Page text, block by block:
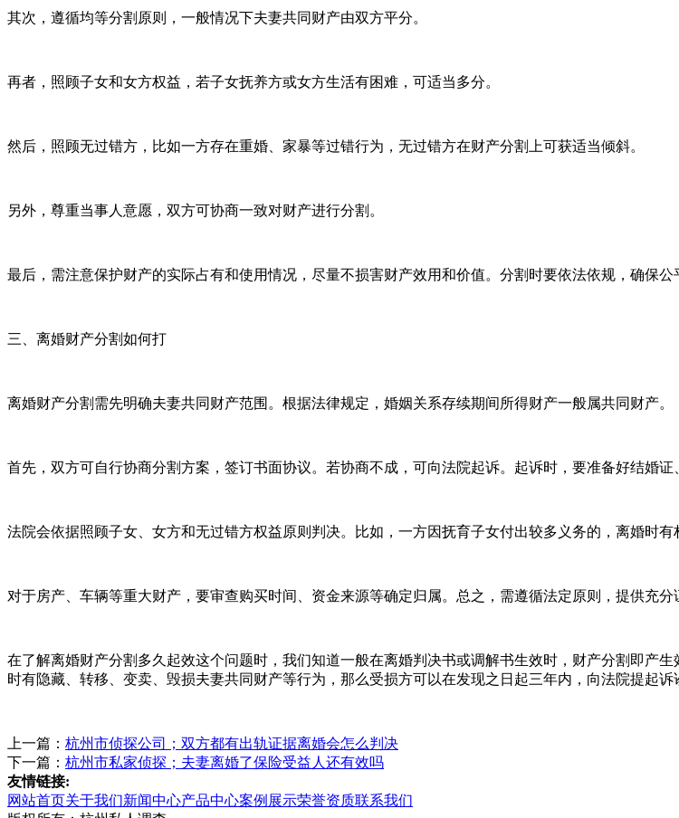
其次，遵循均等分割原则，一般情况下夫妻共同财产由双方平分。
再者，照顾子女和女方权益，若子女抚养方或女方生活有困难，可适当多分。
然后，照顾无过错方，比如一方存在重婚、家暴等过错行为，无过错方在财产分割上可获适当倾斜。
另外，尊重当事人意愿，双方可协商一致对财产进行分割。
最后，需注意保护财产的实际占有和使用情况，尽量不损害财产效用和价值。分割时要依法依规，确保公
三、离婚财产分割如何打
离婚财产分割需先明确夫妻共同财产范围。根据法律规定，婚姻关系存续期间所得财产一般属共同财产。
首先，双方可自行协商分割方案，签订书面协议。若协商不成，可向法院起诉。起诉时，要准备好结婚证
法院会依据照顾子女、女方和无过错方权益原则判决。比如，一方因抚育子女付出较多义务的，离婚时
对于房产、车辆等重大财产，要审查购买时间、资金来源等确定归属。总之，需遵循法定原则，提供充分
在了解离婚财产分割多久起效这个问题时，我们知道一般在离婚判决书或调解书生效时，财产分割即产
时有隐藏、转移、变卖、毁损夫妻共同财产等行为，那么受损方可以在发现之日起三年内，向法院提起诉
上一篇： 杭州市侦探公司；双方都有出轨证据离婚会怎么判决
下一篇： 杭州市私家侦探；夫妻离婚了保险受益人还有效吗
友情链接:
网站首页关于我们新闻中心产品中心案例展示荣誉资质联系我们